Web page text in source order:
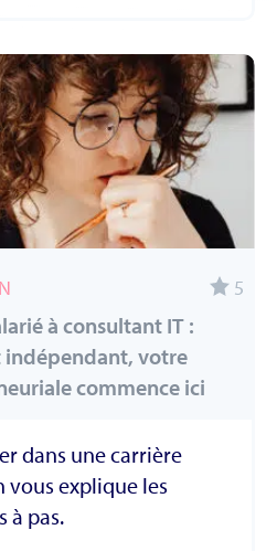
5
à consultant IT :
votre
commence ici
dans une carrière
vous explique les
à pas.